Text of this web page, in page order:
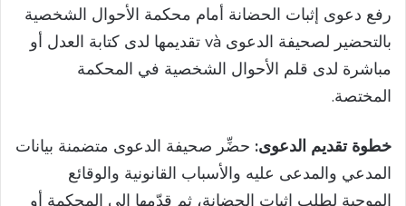
رفع دعوى إثبات الحضانة أمام محكمة الأحوال الشخصية
بالتحضير لصحيفة الدعوى và تقديمها لدى كتابة العدل أو
مباشرة لدى قلم الأحوال الشخصية في المحكمة
المختصة.
خطوة تقديم الدعوى: حضِّر صحيفة الدعوى متضمنة بيانات
المدعي والمدعى عليه والأسباب القانونية والوقائع
الموجبة لطلب إثبات الحضانة، ثم قدّمها إلى المحكمة أو